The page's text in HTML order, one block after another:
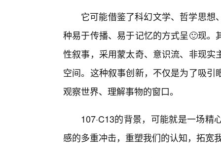
它可能借鉴了科幻文学、哲学思
种易于传播、易于记忆的方式呈🙂现
性叙事，采用蒙太奇、意识流、非现
空间。这种叙事创新，不仅是为了吸
观察世界、理解事物的窗口。
107·C13的背景，可能就是一场
感的多重冲击，重塑我们的认知，拓宽